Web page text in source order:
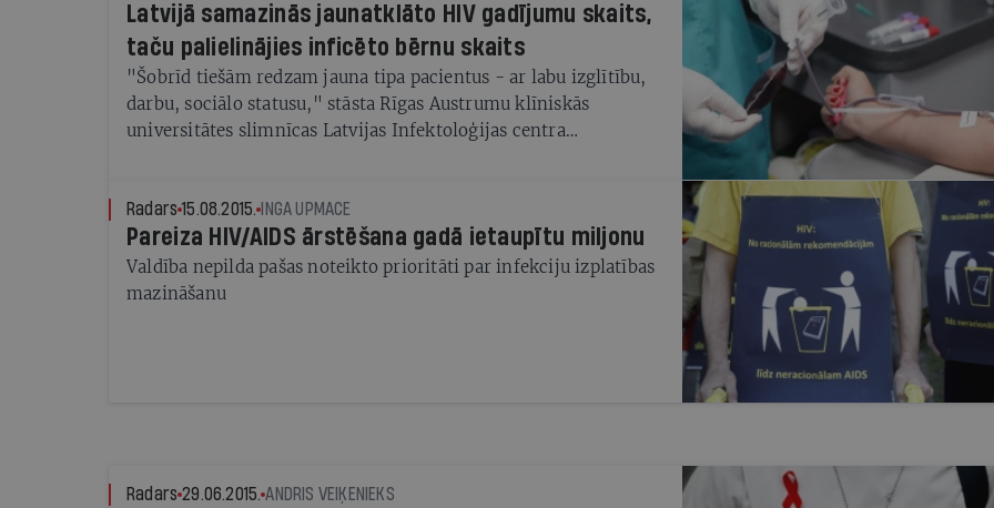
Latvijā samazinās jaunatklāto HIV gadījumu skaits,
taču palielinājies inficēto bērnu skaits
"Šobrīd tiešām redzam jauna tipa pacientus - ar labu izglītību,
darbu, sociālo statusu," stāsta Rīgas Austrumu klīniskās
universitātes slimnīcas Latvijas Infektoloģijas centra
Radars 15.08.2015. INGA UPMACE
Pareiza HIV/AIDS ārstēšana gadā ietaupītu miljonu
Valdība nepilda pašas noteikto prioritāti par infekciju izplatības
mazināšanu
Radars 29.06.2015. ANDRIS VEIĶENIEKS